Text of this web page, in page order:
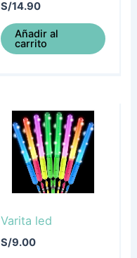
S/14.90
Añadir al
carrito
Varita led
S/9.00